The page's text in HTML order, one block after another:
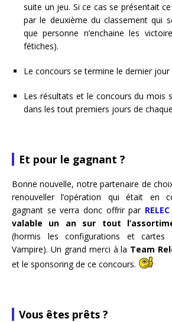
suite un jeu. Si ce cas se présentait
par le deuxième du classement qui
que personne n’enchaine les
fétiches).
Le concours se termine le dernier
Les résultats et le concours du mois
dans les tout premiers jours de
Et pour le gagnant ?
Bonne nouvelle, notre partenaire de
renouveller l’opération qui était en
gagnant se verra donc offrir par RELEC
valable un an sur tout
(hormis les configurations et
Vampire). Un grand merci à la Team
et le sponsoring de ce concours.
Vous êtes prêts ?